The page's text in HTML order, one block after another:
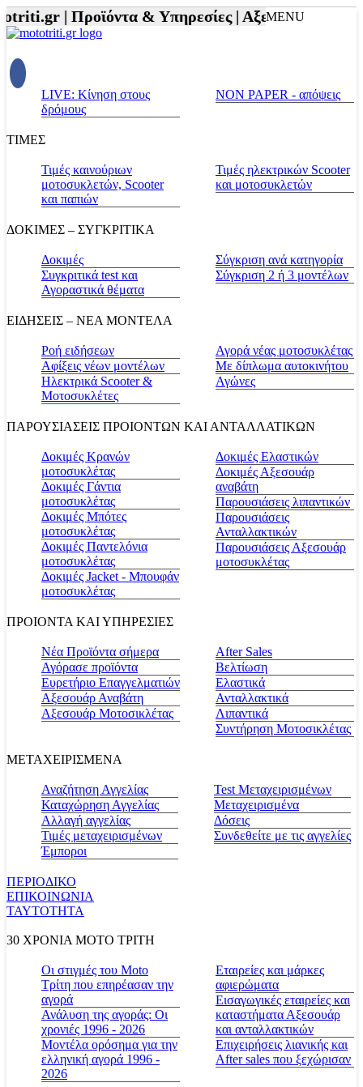
| Προϊόντα & Υπηρεσίες | Αξεσουάρ
MENU
LIVE: Κίνηση στους
δρόμους
NON PAPER - απόψεις
ΤΙΜΕΣ
Τιμές καινούριων
μοτοσυκλετών, Scooter
και παπιών
Τιμές ηλεκτρικών Scooter
και μοτοσυκλετών
ΔΟΚΙΜΕΣ – ΣΥΓΚΡΙΤΙΚΑ
Δοκιμές
Συγκριτικά test και
Αγοραστικά θέματα
Σύγκριση ανά κατηγορία
Σύγκριση 2 ή 3 μοντέλων
ΕΙΔΗΣΕΙΣ – ΝΕΑ ΜΟΝΤΕΛΑ
Ροή ειδήσεων
Αφίξεις νέων μοντέλων
Ηλεκτρικά Scooter &
Μοτοσυκλέτες
Αγορά νέας μοτοσυκλέτας
Με δίπλωμα αυτοκινήτου
Αγώνες
ΠΑΡΟΥΣΙΑΣΕΙΣ ΠΡΟΙΟΝΤΩΝ ΚΑΙ ΑΝΤΑΛΛΑΤΙΚΩΝ
Δοκιμές Κρανών
μοτοσυκλέτας
Δοκιμές Γάντια
μοτοσυκλέτας
Δοκιμές Μπότες
μοτοσυκλέτας
Δοκιμές Παντελόνια
μοτοσυκλέτας
Δοκιμές Jacket - Μπουφάν
μοτοσυκλέτας
Δοκιμές Ελαστικών
Δοκιμές Αξεσουάρ
αναβάτη
Παρουσιάσεις λιπαντικών
Παρουσιάσεις
Ανταλλακτικών
Παρουσιάσεις Αξεσουάρ
μοτοσυκλέτας
ΠΡΟΙΟΝΤΑ ΚΑΙ ΥΠΗΡΕΣΙΕΣ
Νέα Προϊόντα σήμερα
Αγόρασε προϊόντα
Ευρετήριο Επαγγελματιών
Αξεσουάρ Αναβάτη
Αξεσουάρ Μοτοσικλέτας
Αfter Sales
Βελτίωση
Ελαστικά
Ανταλλακτικά
Λιπαντικά
Συντήρηση Μοτοσικλέτας
ΜΕΤΑΧΕΙΡΙΣΜΕΝΑ
Αναζήτηση Αγγελίας
Καταχώρηση Αγγελίας
Αλλαγή αγγελίας
Τιμές μεταχειρισμένων
Έμποροι
Test Μεταχειρισμένων
Μεταχειρισμένα
Δόσεις
Συνδεθείτε με τις αγγελίες
ΠΕΡΙΟΔΙΚΟ
ΕΠΙΚΟΙΝΩΝΙΑ
ΤΑΥΤΟΤΗΤΑ
30 ΧΡΟΝΙΑ MOTO ΤΡΙΤΗ
Οι στιγμές του Moto
Τρίτη που επηρέασαν την
αγορά
Ανάλυση της αγοράς: Οι
χρονιές 1996 - 2026
Μοντέλα ορόσημα για την
ελληνική αγορά 1996 -
2026
Εταιρείες και μάρκες
αφιερώματα
Εισαγωγικές εταιρείες και
καταστήματα Αξεσουάρ
και ανταλλακτικών
Επιχειρήσεις λιανικής και
After sales που ξεχώρισαν